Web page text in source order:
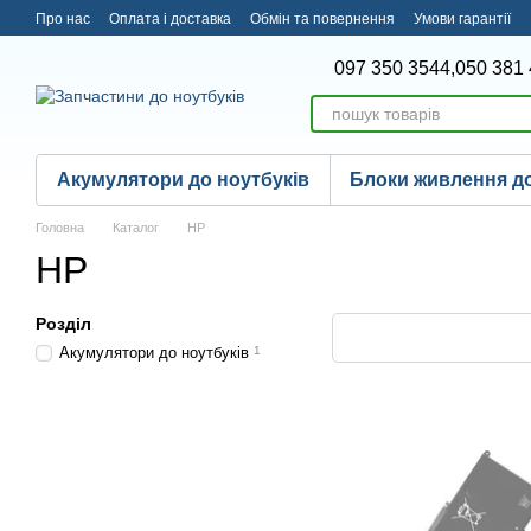
Перейти до основного контенту
Про нас Оплата і доставка Обмін та повернення Умови гарантії
097 350 3544,050 381
Акумулятори до ноутбуків Блоки живлення
Головна Каталог HP
HP
Розділ
Акумулятори до ноутбуків 1